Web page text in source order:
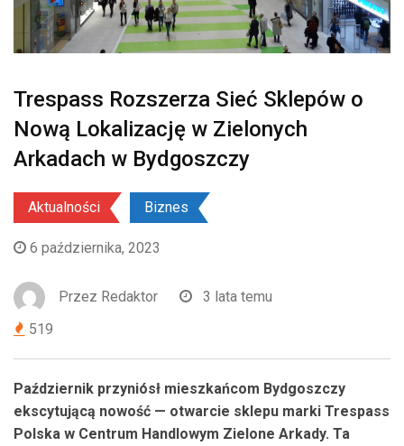
Trespass Rozszerza Sieć Sklepów o
Nową Lokalizację w Zielonych
Arkadach w Bydgoszczy
Aktualności Biznes
6 października, 2023
Przez Redaktor
3 lata temu
519
Październik przyniósł mieszkańcom Bydgoszczy
ekscytującą nowość — otwarcie sklepu marki Trespass
Polska w Centrum Handlowym Zielone Arkady. Ta